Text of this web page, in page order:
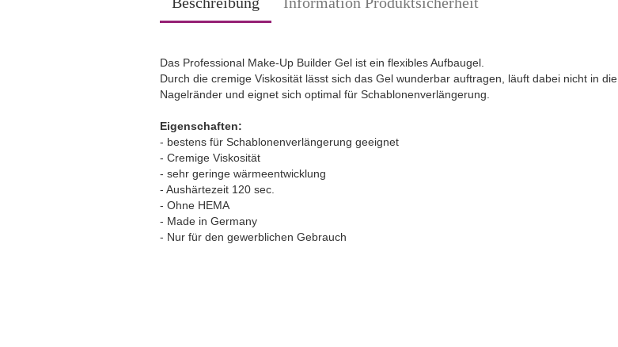
Das Professional Make-Up Builder Gel ist ein flexibles Aufbaugel.
Durch die cremige Viskosität lässt sich das Gel wunderbar auftragen, läuft dabei nicht in die
Nagelränder und eignet sich optimal für Schablonenverlängerung.
Eigenschaften:
- bestens für Schablonenverlängerung geeignet
- Cremige Viskosität
- sehr geringe wärmeentwicklung
- Aushärtezeit 120 sec.
- Ohne HEMA
- Made in Germany
- Nur für den gewerblichen Gebrauch